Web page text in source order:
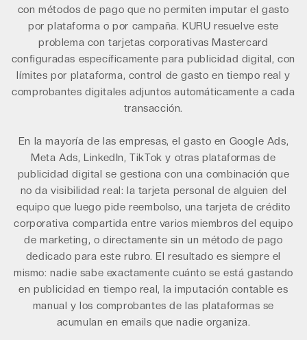
con métodos de pago que no permiten imputar el gasto
por plataforma o por campaña. KURU resuelve este
problema con tarjetas corporativas Mastercard
configuradas específicamente para publicidad digital, con
límites por plataforma, control de gasto en tiempo real y
comprobantes digitales adjuntos automáticamente a cada
transacción.
En la mayoría de las empresas, el gasto en Google Ads,
Meta Ads, LinkedIn, TikTok y otras plataformas de
publicidad digital se gestiona con una combinación que
no da visibilidad real: la tarjeta personal de alguien del
equipo que luego pide reembolso, una tarjeta de crédito
corporativa compartida entre varios miembros del equipo
de marketing, o directamente sin un método de pago
dedicado para este rubro. El resultado es siempre el
mismo: nadie sabe exactamente cuánto se está gastando
en publicidad en tiempo real, la imputación contable es
manual y los comprobantes de las plataformas se
acumulan en emails que nadie organiza.